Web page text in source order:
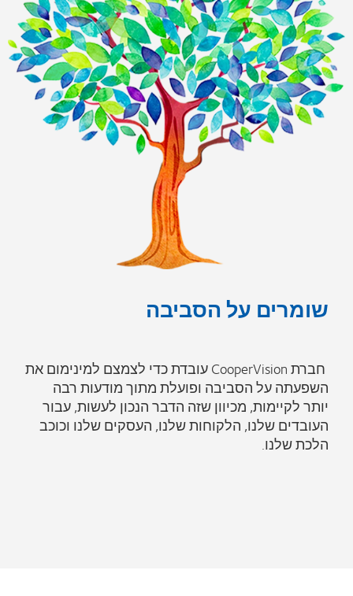
שומרים על הסביבה
חברת CooperVision עובדת כדי לצמצם למינימום את
השפעתה על הסביבה ופועלת מתוך מודעות רבה
יותר לקיימות, מכיוון שזה הדבר הנכון לעשות, עבור
העובדים שלנו, הלקוחות שלנו, העסקים שלנו וכוכב
הלכת שלנו.